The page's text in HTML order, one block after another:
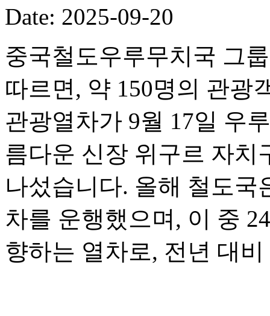
Date: 2025-09-20
중국철도우루무치국 그
따르면, 약 150명의 관광
관광열차가 9월 17일 우
름다운 신장 위구르 자치
나섰습니다. 올해 철도국
차를 운행했으며, 이 중
향하는 열차로, 전년 대